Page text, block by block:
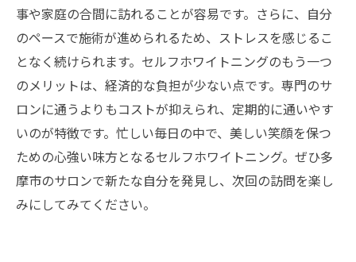
事や家庭の合間に訪れることが容易です。さらに、自分
のペースで施術が進められるため、ストレスを感じるこ
となく続けられます。セルフホワイトニングのもう一つ
のメリットは、経済的な負担が少ない点です。専門のサ
ロンに通うよりもコストが抑えられ、定期的に通いやす
いのが特徴です。忙しい毎日の中で、美しい笑顔を保つ
ための心強い味方となるセルフホワイトニング。ぜひ多
摩市のサロンで新たな自分を発見し、次回の訪問を楽し
みにしてみてください。